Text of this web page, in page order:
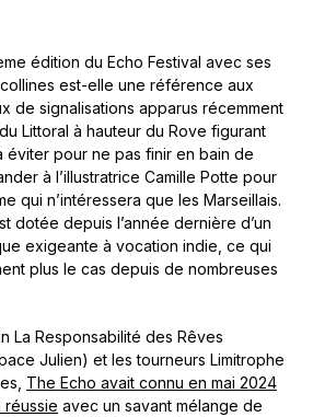
édition du Echo Festival avec ses
est-elle une référence aux
de signalisations apparus récemment
Littoral à hauteur du Rove figurant
éviter pour ne pas finir en bain de
à l’illustratrice Camille Potte pour
qui n’intéressera que les Marseillais.
dotée depuis l’année dernière d’un
exigeante à vocation indie, ce qui
plus le cas depuis de nombreuses
La Responsabilité des Rêves
Julien) et les tourneurs Limitrophe
The Echo avait connu en mai 2024
réussie avec un savant mélange de